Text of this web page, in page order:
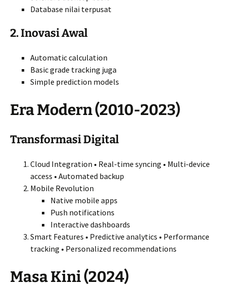
Database nilai terpusat
2. Inovasi Awal
Automatic calculation
Basic grade tracking juga
Simple prediction models
Era Modern (2010-2023)
Transformasi Digital
Cloud Integration • Real-time syncing • Multi-device
access • Automated backup
Mobile Revolution
Native mobile apps
Push notifications
Interactive dashboards
Smart Features • Predictive analytics • Performance
tracking • Personalized recommendations
Masa Kini (2024)